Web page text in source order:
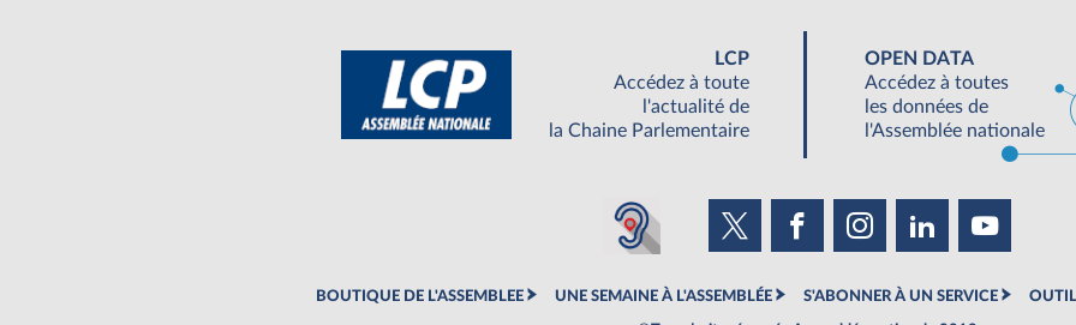
LCP
Accédez à toute
l'actualité de
la Chaine Parlementaire
OPEN DATA
Accédez à toutes
les données de
l'Assemblée nationale
BOUTIQUE DE L'ASSEMBLEE UNE SEMAINE À L'ASSEMBLÉE S'ABONNER À UN SERVICE